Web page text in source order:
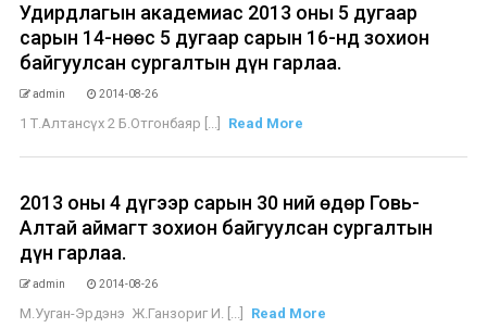
Удирдлагын академиас 2013 оны 5 дугаар
сарын 14-нөөс 5 дугаар сарын 16-нд зохион
байгуулсан сургалтын дүн гарлаа.
admin 2014-08-26
1 Т.Алтансүх 2 Б.Отгонбаяр [...] Read More
2013 оны 4 дүгээр сарын 30 ний өдөр Говь-
Алтай аймагт зохион байгуулсан сургалтын
дүн гарлаа.
admin 2014-08-26
М.Ууган-Эрдэнэ Ж.Ганзориг И. [...] Read More